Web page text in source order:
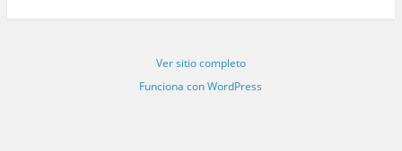
Ver sitio completo
Funciona con WordPress